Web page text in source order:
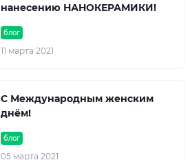
блог
11 марта 2021
нанесению НАНОКЕРАМИКИ!
блог
05 марта 2021
С Международным женским
днём!